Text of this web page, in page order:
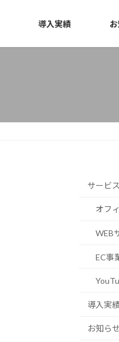
導入実績
サービ
オフ
WEB
EC事
導入実
お知らせ